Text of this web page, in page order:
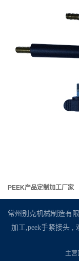
PEEK产品定制加工厂家
常州别克机械制造有
加工,peek手紧接头,
主营